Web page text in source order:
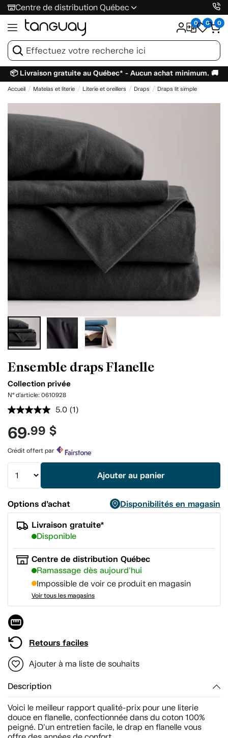
Centre de distribution Québec
0 0 0
📦 Livraison gratuite au Québec* - Aucun achat minimum. 🚚
Accueil Matelas et literie Literie et oreillers Draps Draps lit simple
Ensemble draps Flanelle
Collection privée
N° d'article: 0610928
5.0 Lire
la
même
(1)
69.99 $
Crédit offert par
Ajouter au panier
Options d’achat
Disponibilités en magasin
Livraison gratuite*
Disponible
Centre de distribution Québec
Ramassage dès aujourd'hui
Impossible de voir ce produit en magasin
Voir tous les magasins
Retours faciles
Ajouter à ma liste de souhaits
Description
Voici le meilleur rapport qualité-prix pour une literie
douce en flanelle, confectionnée dans du coton 100%
peigné. D'un entretien facile, le drap en flanelle vous